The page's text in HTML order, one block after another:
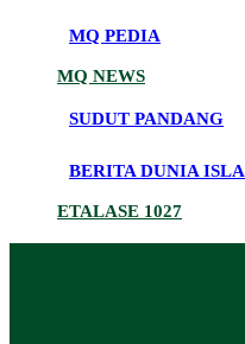
MQ PEDIA
MQ NEWS
SUDUT PANDANG
BERITA DUNIA
ETALASE 1027